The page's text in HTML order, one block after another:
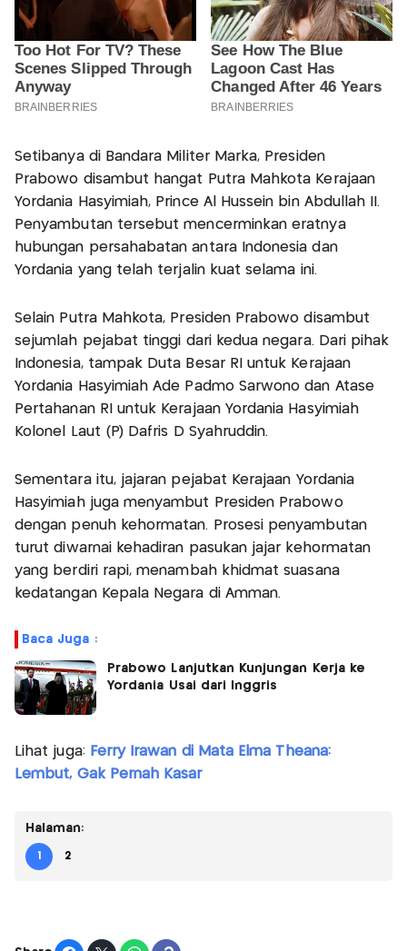
Setibanya di Bandara Militer Marka, Presiden
Prabowo disambut hangat Putra Mahkota Kerajaan
Yordania Hasyimiah, Prince Al Hussein bin Abdullah II.
Penyambutan tersebut mencerminkan eratnya
hubungan persahabatan antara Indonesia dan
Yordania yang telah terjalin kuat selama ini.
Selain Putra Mahkota, Presiden Prabowo disambut
sejumlah pejabat tinggi dari kedua negara. Dari pihak
Indonesia, tampak Duta Besar RI untuk Kerajaan
Yordania Hasyimiah Ade Padmo Sarwono dan Atase
Pertahanan RI untuk Kerajaan Yordania Hasyimiah
Kolonel Laut (P) Dafris D Syahruddin.
Sementara itu, jajaran pejabat Kerajaan Yordania
Hasyimiah juga menyambut Presiden Prabowo
dengan penuh kehormatan. Prosesi penyambutan
turut diwarnai kehadiran pasukan jajar kehormatan
yang berdiri rapi, menambah khidmat suasana
kedatangan Kepala Negara di Amman.
Baca Juga :
Prabowo Lanjutkan Kunjungan Kerja ke
Yordania Usai dari Inggris
Lihat juga: Ferry Irawan di Mata Elma Theana:
Lembut, Gak Pernah Kasar
Halaman:
1 2